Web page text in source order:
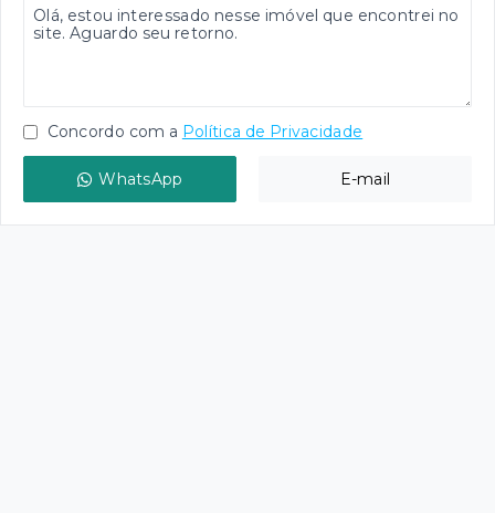
Concordo com a Política de Privacidade
WhatsApp E-mail